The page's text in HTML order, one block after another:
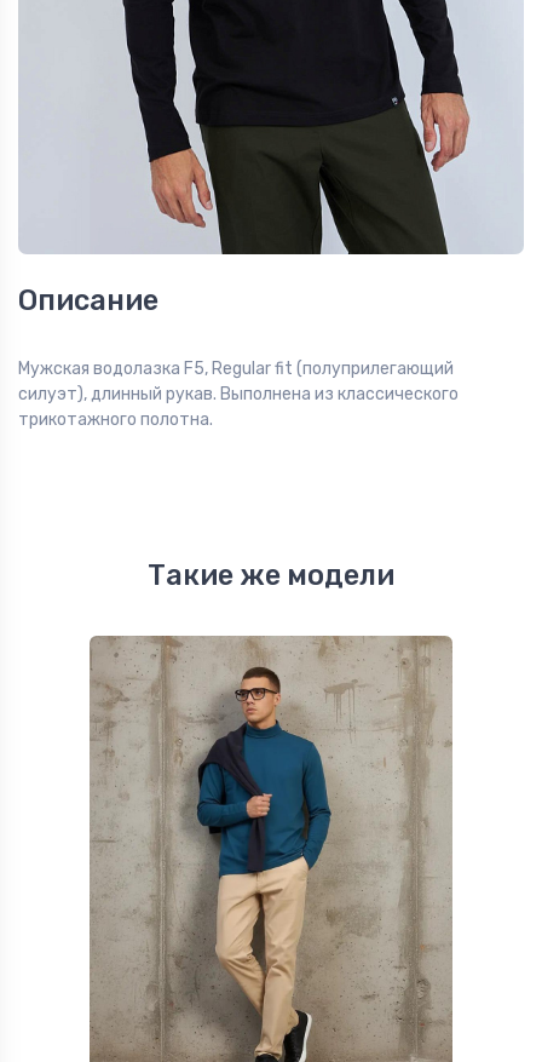
Описание
Мужская водолазка F5, Regular fit (полуприлегающий
силуэт), длинный рукав. Выполнена из классического
трикотажного полотна.
Такие же модели